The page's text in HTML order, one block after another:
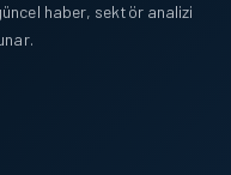
haber, sektör analizi